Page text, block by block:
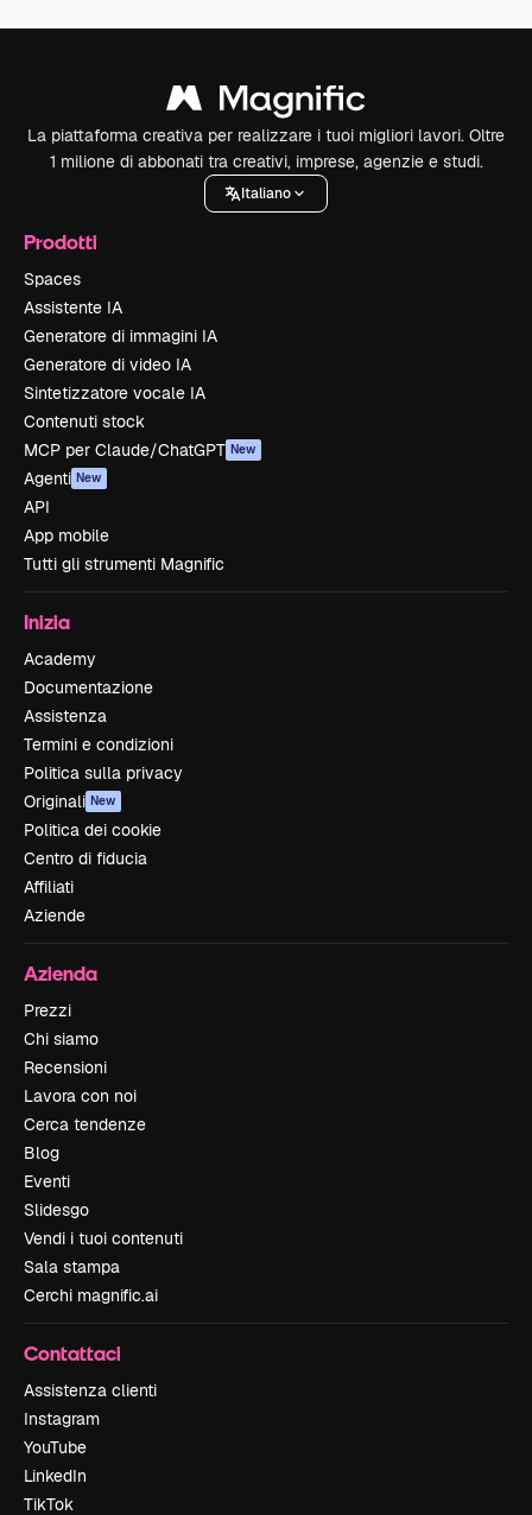
La piattaforma creativa per realizzare i tuoi migliori lavori. Oltre
1 milione di abbonati tra creativi, imprese, agenzie e studi.
Italiano
Prodotti
Spaces
Assistente IA
Generatore di immagini IA
Generatore di video IA
Sintetizzatore vocale IA
Contenuti stock
MCP per Claude/ChatGPT New
Agenti New
API
App mobile
Tutti gli strumenti Magnific
Inizia
Academy
Documentazione
Assistenza
Termini e condizioni
Politica sulla privacy
Originali New
Politica dei cookie
Centro di fiducia
Affiliati
Aziende
Azienda
Prezzi
Chi siamo
Recensioni
Lavora con noi
Cerca tendenze
Blog
Eventi
Slidesgo
Vendi i tuoi contenuti
Sala stampa
Cerchi magnific.ai
Contattaci
Assistenza clienti
Instagram
YouTube
LinkedIn
TikTok